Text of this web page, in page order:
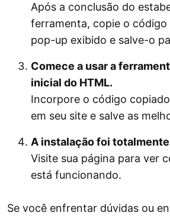
Após a conclusão do
ferramenta, copie o código
pop-up exibido e salve-o
Comece a usar a
inicial do HTML.
Incorpore o código
em seu site e salve as
A instalação foi
Visite sua página para ver
está funcionando.
Se você enfrentar dúvidas ou